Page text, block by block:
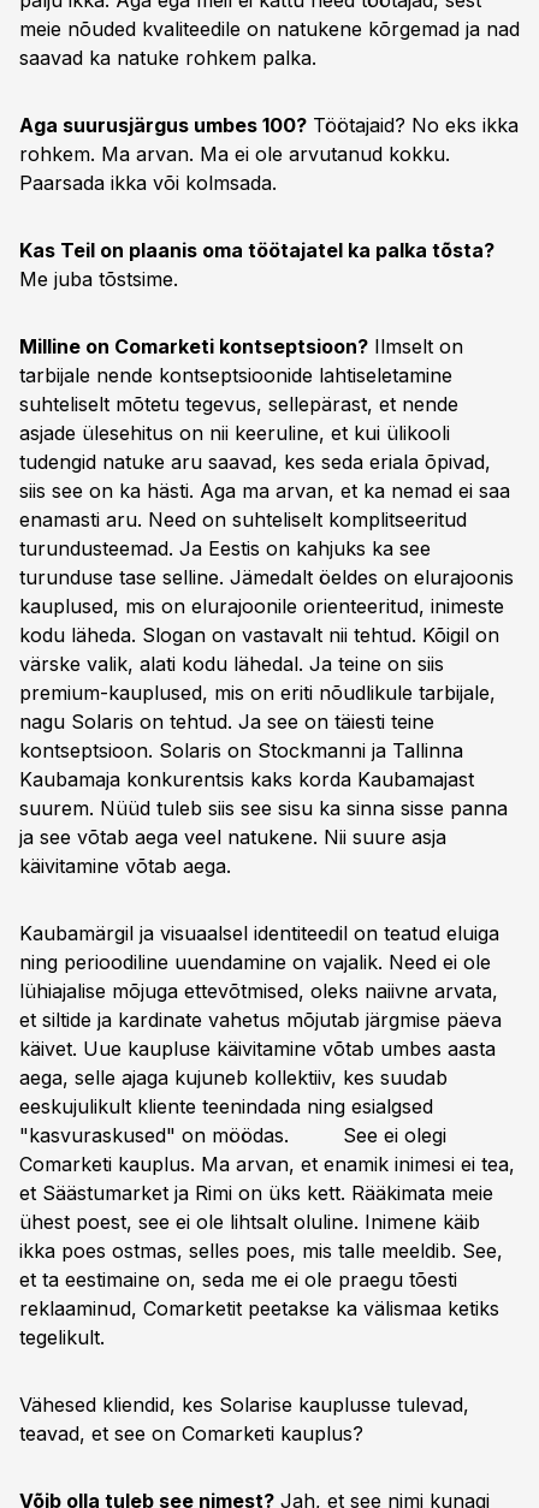
meie nõuded kvaliteedile on natukene kõrgemad ja nad
saavad ka natuke rohkem palka.
Aga suurusjärgus umbes 100? Töötajaid? No eks ikka
rohkem. Ma arvan. Ma ei ole arvutanud kokku.
Paarsada ikka või kolmsada.
Kas Teil on plaanis oma töötajatel ka palka tõsta?
Me juba tõstsime.
Milline on Comarketi kontseptsioon? Ilmselt on
tarbijale nende kontseptsioonide lahtiseletamine
suhteliselt mõtetu tegevus, sellepärast, et nende
asjade ülesehitus on nii keeruline, et kui ülikooli
tudengid natuke aru saavad, kes seda eriala õpivad,
siis see on ka hästi. Aga ma arvan, et ka nemad ei saa
enamasti aru. Need on suhteliselt komplitseeritud
turundusteemad. Ja Eestis on kahjuks ka see
turunduse tase selline. Jämedalt öeldes on elurajoonis
kauplused, mis on elurajoonile orienteeritud, inimeste
kodu läheda. Slogan on vastavalt nii tehtud. Kõigil on
värske valik, alati kodu lähedal. Ja teine on siis
premium-kauplused, mis on eriti nõudlikule tarbijale,
nagu Solaris on tehtud. Ja see on täiesti teine
kontseptsioon. Solaris on Stockmanni ja Tallinna
Kaubamaja konkurentsis kaks korda Kaubamajast
suurem. Nüüd tuleb siis see sisu ka sinna sisse panna
ja see võtab aega veel natukene. Nii suure asja
käivitamine võtab aega.
Kaubamärgil ja visuaalsel identiteedil on teatud eluiga
ning perioodiline uuendamine on vajalik. Need ei ole
lühiajalise mõjuga ettevõtmised, oleks naiivne arvata,
et siltide ja kardinate vahetus mõjutab järgmise päeva
käivet. Uue kaupluse käivitamine võtab umbes aasta
aega, selle ajaga kujuneb kollektiiv, kes suudab
eeskujulikult kliente teenindada ning esialgsed
"kasvuraskused" on möödas. See ei olegi
Comarketi kauplus. Ma arvan, et enamik inimesi ei tea,
et Säästumarket ja Rimi on üks kett. Rääkimata meie
ühest poest, see ei ole lihtsalt oluline. Inimene käib
ikka poes ostmas, selles poes, mis talle meeldib. See,
et ta eestimaine on, seda me ei ole praegu tõesti
reklaaminud, Comarketit peetakse ka välismaa ketiks
tegelikult.
Vähesed kliendid, kes Solarise kauplusse tulevad,
teavad, et see on Comarketi kauplus?
Võib olla tuleb see nimest? Jah, et see nimi kunagi